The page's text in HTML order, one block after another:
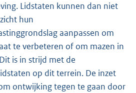
Lidstaten kunnen dan niet
hun
aanpassen om
te verbeteren of om mazen in
is in strijd met de
op dit terrein. De inzet
ontwijking tegen te gaan door